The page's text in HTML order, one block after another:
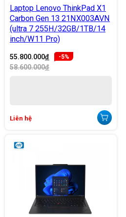
Laptop Lenovo ThinkPad X1
Carbon Gen 13 21NX003AVN
(ultra 7 255H/32GB/1TB/14
inch/W11 Pro)
55.800.000đ -5%
58.600.000đ
Liên hệ